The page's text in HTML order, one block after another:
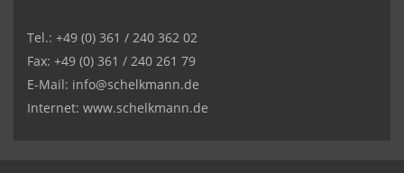
Tel.: +49 (0) 361 / 240 362 02
Fax: +49 (0) 361 / 240 261 79
E-Mail: info@schelkmann.de
Internet: www.schelkmann.de